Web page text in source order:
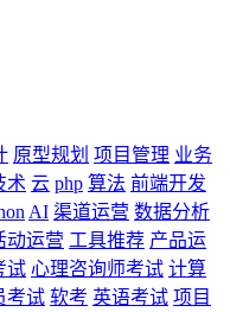
原型规划 项目管理 业务
术 云 php 算法 前端开发
AI 渠道运营 数据分析
动运营 工具推荐 产品运
试 心理咨询师考试 计算
考试 软考 英语考试 项目